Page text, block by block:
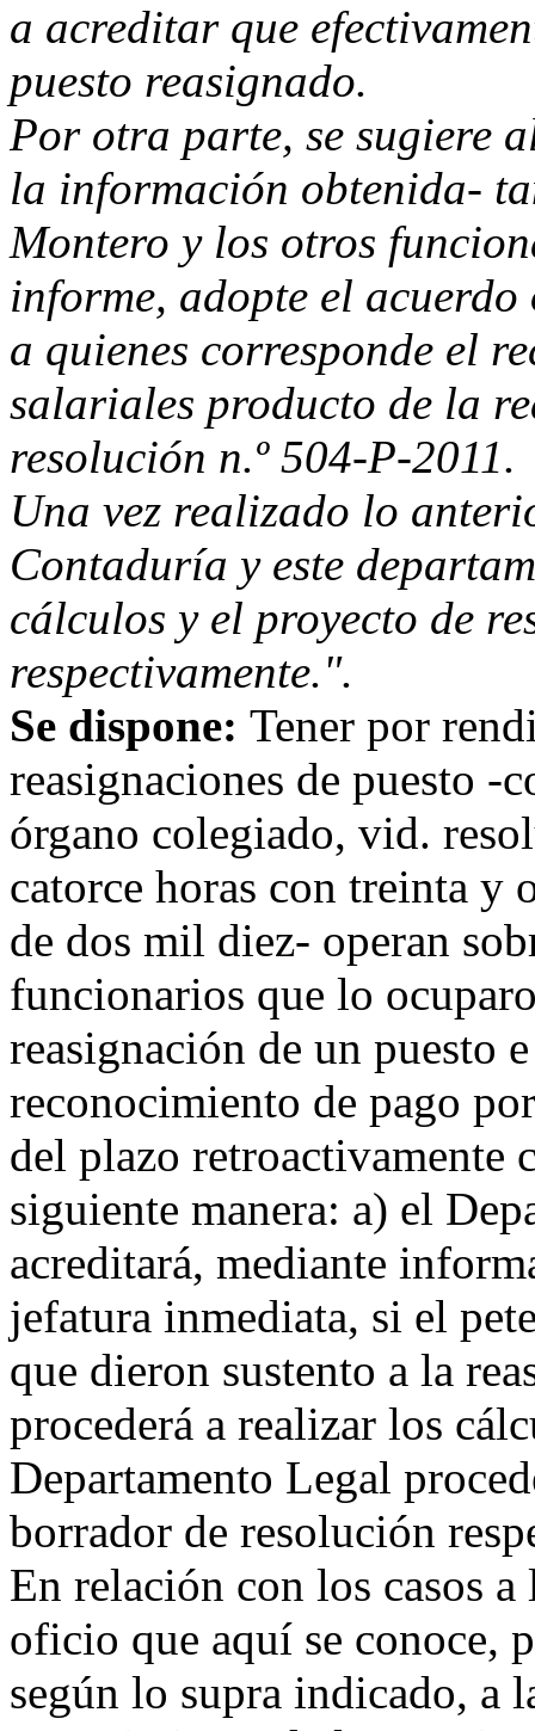
a acreditar que
puesto reasignado.
Por otra parte, se sugiere
la información obtenida-
Montero y los otros
informe, adopte el
a quienes corresponde el
salariales producto de la
resolución n.º 504-P-2011.
Una vez realizado lo
Contaduría y este
cálculos y el proyecto de
respectivamente.".
Se dispone: Tener por
reasignaciones de puesto
órgano colegiado, vid.
catorce horas con treinta y
de dos mil diez- operan
funcionarios que lo
reasignación de un puesto
reconocimiento de pago
del plazo retroactivamente
siguiente manera: a) el
acreditará, mediante
jefatura inmediata, si el
que dieron sustento a la
procederá a realizar los
Departamento Legal
borrador de resolución
En relación con los casos a
oficio que aquí se conoce,
según lo supra indicado, a